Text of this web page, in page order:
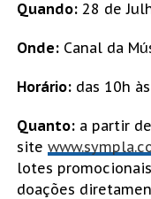
Quando:28 de
Onde:Canal da
Horário:das 10h
Quanto:a partir
site
lotes
doações